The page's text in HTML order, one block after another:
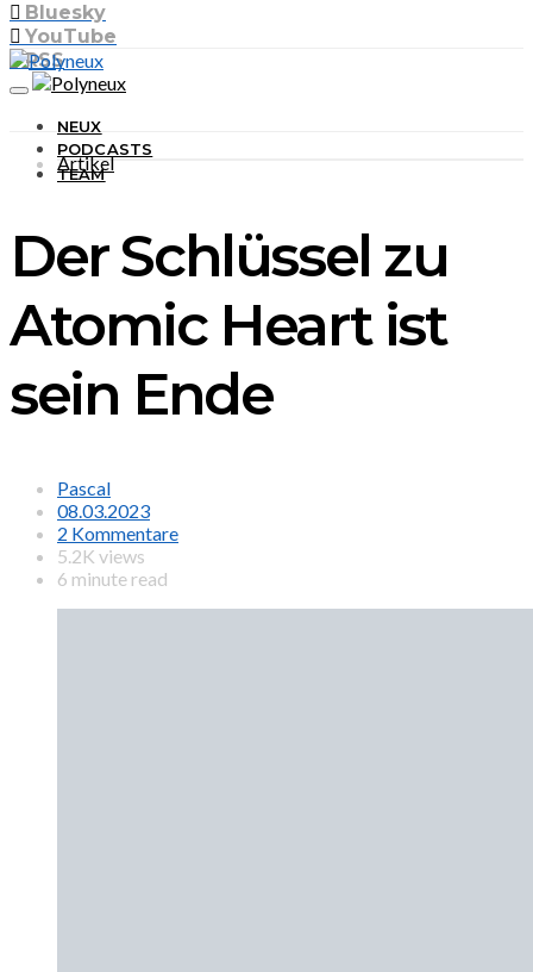
Bluesky
YouTube
RSS
NEUX
PODCASTS
TEAM
Artikel
Der Schlüssel zu
Atomic Heart ist
sein Ende
Pascal
08.03.2023
2 Kommentare
5.2K views
6 minute read